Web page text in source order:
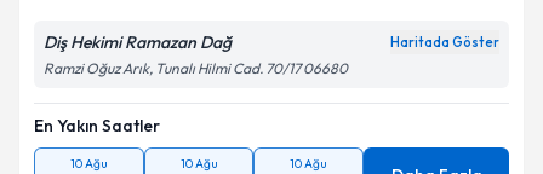
Diş Hekimi Ramazan Dağ Haritada Göster
Ramzi Oğuz Arık, Tunalı Hilmi Cad. 70/17 06680
En Yakın Saatler
10 Ağu 10 Ağu 10 Ağu